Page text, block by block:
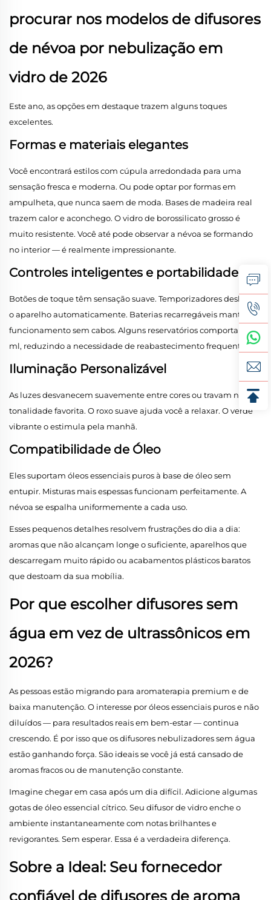
procurar nos modelos de difusores
de névoa por nebulização em
vidro de 2026
Este ano, as opções em destaque trazem alguns toques
excelentes.
Formas e materiais elegantes
Você encontrará estilos com cúpula arredondada para uma
sensação fresca e moderna. Ou pode optar por formas em
ampulheta, que nunca saem de moda. Bases de madeira real
trazem calor e aconchego. O vidro de borossilicato grosso é
muito resistente. Você até pode observar a névoa se formando
no interior — é realmente impressionante.
Controles inteligentes e portabilidade
Botões de toque têm sensação suave. Temporizadores desligam
o aparelho automaticamente. Baterias recarregáveis mantêm o
funcionamento sem cabos. Alguns reservatórios comportam 10
ml, reduzindo a necessidade de reabastecimento frequente.
Iluminação Personalizável
As luzes desvanecem suavemente entre cores ou travam na sua
tonalidade favorita. O roxo suave ajuda você a relaxar. O verde
vibrante o estimula pela manhã.
Compatibilidade de Óleo
Eles suportam óleos essenciais puros à base de óleo sem
entupir. Misturas mais espessas funcionam perfeitamente. A
névoa se espalha uniformemente a cada uso.
Esses pequenos detalhes resolvem frustrações do dia a dia:
aromas que não alcançam longe o suficiente, aparelhos que
descarregam muito rápido ou acabamentos plásticos baratos
que destoam da sua mobília.
Por que escolher difusores sem
água em vez de ultrassônicos em
2026?
As pessoas estão migrando para aromaterapia premium e de
baixa manutenção. O interesse por óleos essenciais puros e não
diluídos — para resultados reais em bem-estar — continua
crescendo. É por isso que os difusores nebulizadores sem água
estão ganhando força. São ideais se você já está cansado de
aromas fracos ou de manutenção constante.
Imagine chegar em casa após um dia difícil. Adicione algumas
gotas de óleo essencial cítrico. Seu difusor de vidro enche o
ambiente instantaneamente com notas brilhantes e
revigorantes. Sem esperar. Essa é a verdadeira diferença.
Sobre a Ideal: Seu fornecedor
confiável de difusores de aroma